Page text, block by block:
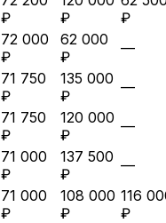
₽
₽
₽
72 000
₽
62 000
₽
—
71 750
₽
135 000
₽
—
71 750
₽
120 000
₽
—
71 000
₽
137 500
₽
—
71 000
₽
108 000
₽
116
₽